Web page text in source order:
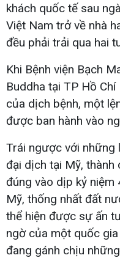
khách quốc tế sau
Việt Nam trở về nhà
đều phải trải qua hai
Khi Bệnh viện Bạch
Buddha tại TP Hồ
của dịch bệnh, một
được ban hành vào
Trái ngược với những
đại dịch tại Mỹ, thành
đúng vào dịp kỷ niệm
Mỹ, thống nhất đất
thể hiện được sự ấn
ngờ của một quốc
đang gánh chịu